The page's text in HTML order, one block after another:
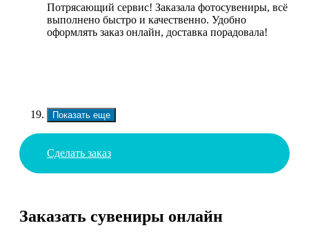
Потрясающий сервис! Заказала фотосувениры, всё
выполнено быстро и качественно. Удобно
оформлять заказ онлайн, доставка порадовала!
Показать еще
Сделать заказ
Заказать сувениры онлайн